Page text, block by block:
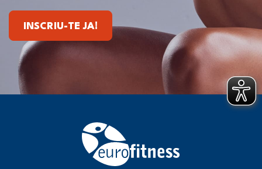
INSCRIU-TE JA!